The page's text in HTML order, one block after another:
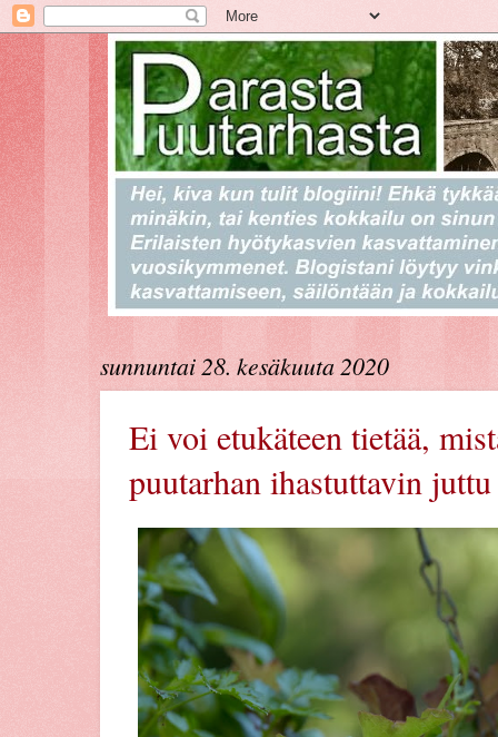
sunnuntai 28. kesäkuuta 2020
Ei voi etukäteen tietää,
puutarhan ihastuttavin juttu